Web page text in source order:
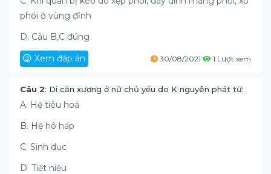
phổi ở vùng đỉnh
D. Câu B,C đúng
Xem đáp án
30/08/2021 1 Lượt xem
Câu 2: Di căn xương ở nữ chủ yếu do K nguyên phát từ:
A. Hệ tiêu hoá
B. Hệ hô hấp
C. Sinh dục
D. Tiết niệu